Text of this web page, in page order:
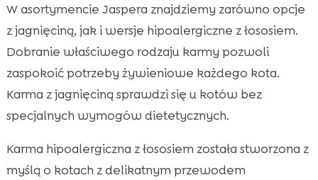
W asortymencie Jaspera znajdziemy zarówno opcje
z jagnięciną, jak i wersje hipoalergiczne z łososiem.
Dobranie właściwego rodzaju karmy pozwoli
zaspokoić potrzeby żywieniowe każdego kota.
Karma z jagnięciną sprawdzi się u kotów bez
specjalnych wymogów dietetycznych.
Karma hipoalergiczna z łososiem została stworzona z
myślą o kotach z delikatnym przewodem